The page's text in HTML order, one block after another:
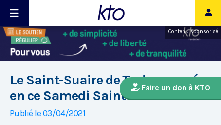
Contenu sponsorisé
Faire un don à KTO
Le Saint-Suaire de Turin exposé
en ce Samedi Saint
Publié le 03/04/2021